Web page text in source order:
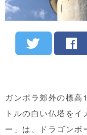
ガンポラ郊外の標
トルの白い仏塔を
ー」は、ドラゴンボ